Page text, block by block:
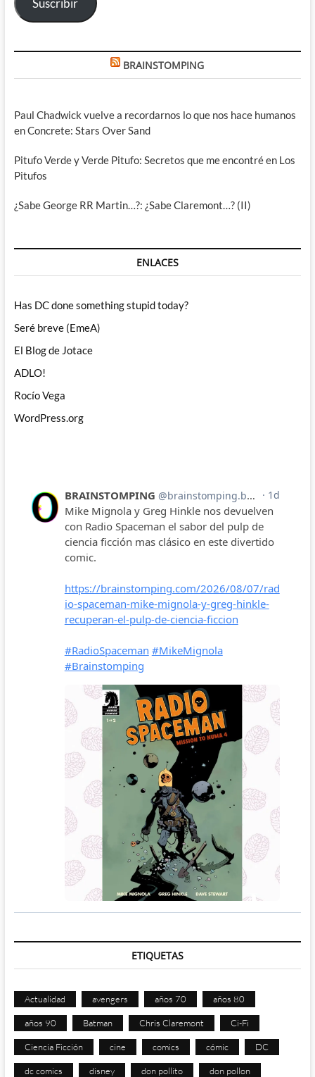
Suscribir
BRAINSTOMPING
Paul Chadwick vuelve a recordarnos lo que nos hace humanos
en Concrete: Stars Over Sand
Pitufo Verde y Verde Pitufo: Secretos que me encontré en Los
Pitufos
¿Sabe George RR Martin…?: ¿Sabe Claremont…? (II)
ENLACES
Has DC done something stupid today?
Seré breve (EmeA)
El Blog de Jotace
ADLO!
Rocío Vega
WordPress.org
ETIQUETAS
Actualidad avengers años 70 años 80
años 90 Batman Chris Claremont Ci-Fi
Ciencia Ficción cine comics cómic DC
dc comics disney don pollito don pollon